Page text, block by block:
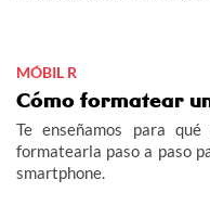
MÓBIL R
Cómo formatear
Te enseñamos para
formatearla paso a paso
smartphone.